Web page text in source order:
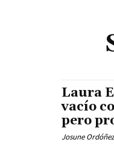
Laura
vacío
pero
Josune